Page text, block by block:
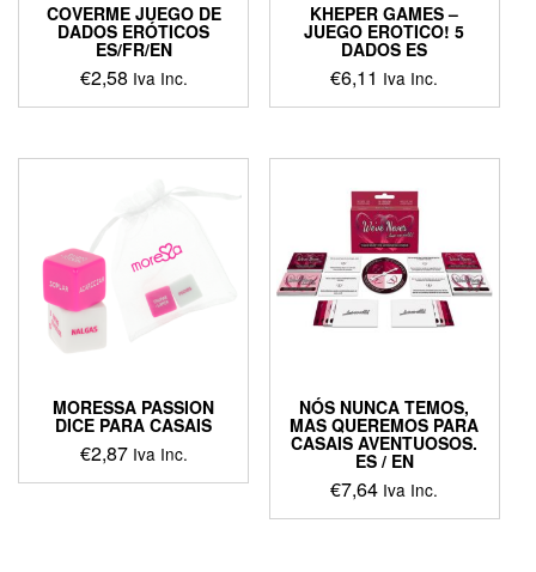
COVERME JUEGO DE
DADOS ERÓTICOS
ES/FR/EN
€2,58 Iva Inc.
KHEPER GAMES –
JUEGO EROTICO! 5
DADOS ES
€6,11 Iva Inc.
MORESSA PASSION
DICE PARA CASAIS
€2,87 Iva Inc.
NÓS NUNCA TEMOS,
MAS QUEREMOS PARA
CASAIS AVENTUOSOS.
ES / EN
€7,64 Iva Inc.